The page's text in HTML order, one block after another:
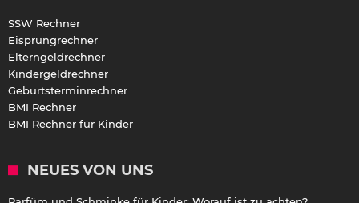
SSW Rechner
Eisprungrechner
Elterngeldrechner
Kindergeldrechner
Geburtsterminrechner
BMI Rechner
BMI Rechner für Kinder
NEUES VON UNS